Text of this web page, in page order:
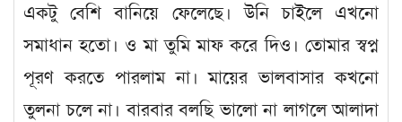
একটু বেশি বানিয়ে ফেলেছে। উনি চাইলে এখনো
সমাধান হতো। ও মা তুমি মাফ করে দিও। তোমার স্বপ্ন
পূরণ করতে পারলাম না। মায়ের ভালবাসার কখনো
তুলনা চলে না। বারবার বলছি ভালো না লাগলে আলাদা